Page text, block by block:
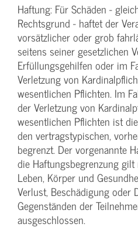
Haftung: Für Schäden -
Rechtsgrund - haftet der
vorsätzlicher oder grob
seitens seiner gesetzlichen
Erfüllungsgehilfen oder im
Verletzung von
wesentlichen Pflichten. Im
der Verletzung von
wesentlichen Pflichten ist
den vertragstypischen,
begrenzt. Der vorgenannte
die Haftungs­begrenzung
Leben, Körper und
Verlust, Beschädigung oder
Gegenständen der
ausgeschlossen.